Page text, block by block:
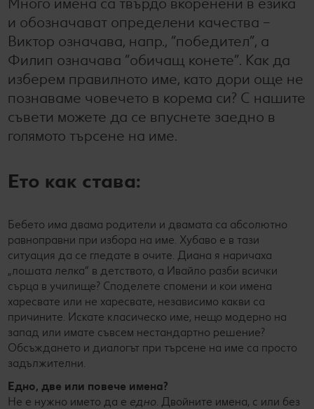
Лексикон на свежестта
Услуги
Ние сме семейство
Съвети от кухнята
Развлечения, отдих и свободно време
и обозначават определени качества –
Виктор означава, напр., “победител”, а
Филип означава “обичащ конете”. Как да
изберем правилното име, като дори още не
познаваме човечето в корема си? С нашите
съвети можете да се впуснете заедно в
голямото търсене на име.
Ето как става:
Бебето има двама родители и двамата са абсолютно
равноправни при избора на име. Хубаво е в тази
ситуация да се гледате в очите. Диана я наричаха
„лошата лелка“ в детството, а Ивайло разби всички
сърца в училище? Споделете спомени и кои имена
харесвате или не харесвате, независимо какви са
причините. Искате класическо име, нещо модерно на
запад или имате съвсем нестандартно решение?
Обсъждането и диалогът при търсене на име са просто
задължителни.
Едно, две или повече имена?
Не е нужно името да е едно . Двойните имена, с или без